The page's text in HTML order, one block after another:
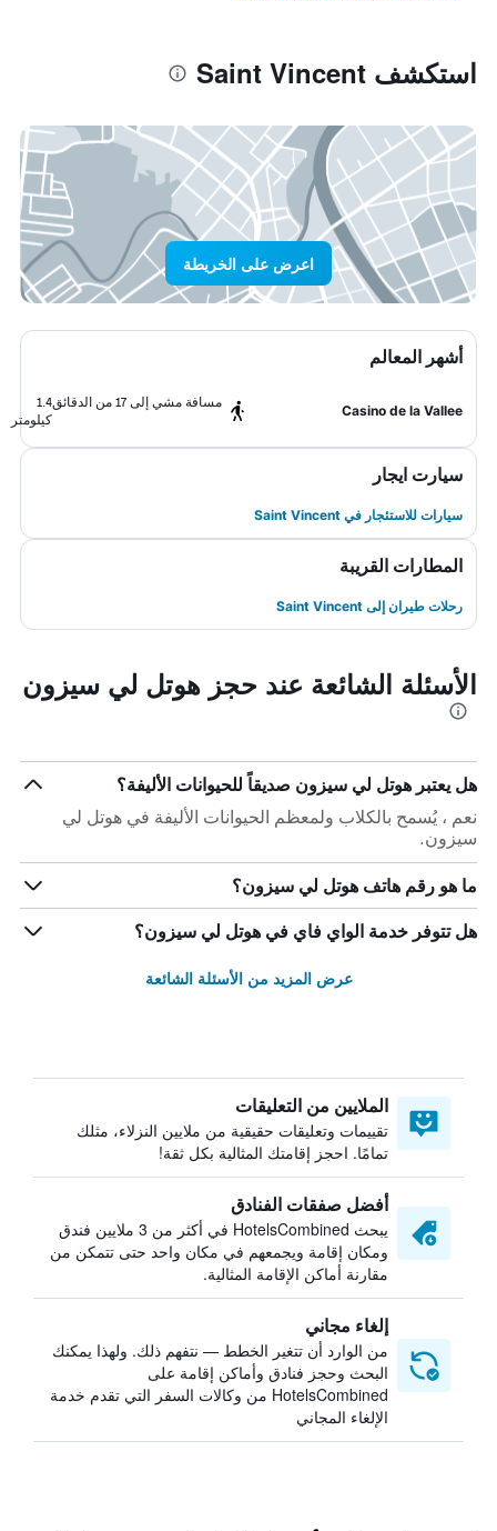
استكشف Saint Vincent
اعرض على الخريطة
أشهر المعالم
Casino de la Vallee
مسافة مشي إلى 17 من الدقائق
1.4
كيلومتر
سيارت ايجار
سيارات للاستئجار في Saint Vincent
المطارات القريبة
رحلات طيران إلى Saint Vincent
الأسئلة الشائعة عند حجز هوتل لي سيزون
هل يعتبر هوتل لي سيزون صديقاً للحيوانات الأليفة؟
نعم ، يُسمح بالكلاب ولمعظم الحيوانات الأليفة في هوتل لي
سيزون.
ما هو رقم هاتف هوتل لي سيزون؟
هل تتوفر خدمة الواي فاي في هوتل لي سيزون؟
عرض المزيد من الأسئلة الشائعة
الملايين من التعليقات
تقييمات وتعليقات حقيقية من ملايين النزلاء، مثلك
تمامًا. احجز إقامتك المثالية بكل ثقة!
أفضل صفقات الفنادق
يبحث HotelsCombined في أكثر من 3 ملايين فندق
ومكان إقامة ويجمعهم في مكان واحد حتى تتمكن من
مقارنة أماكن الإقامة المثالية.
إلغاء مجاني
من الوارد أن تتغير الخطط — نتفهم ذلك. ولهذا يمكنك
البحث وحجز فنادق وأماكن إقامة على
HotelsCombined من وكالات السفر التي تقدم خدمة
الإلغاء المجاني